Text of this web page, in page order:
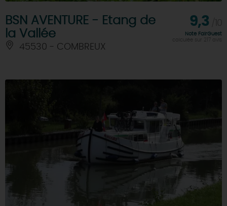
BSN AVENTURE - Etang de
la Vallée
45530 - COMBREUX
9,3
Note FairGuest
calculée sur 217 avis